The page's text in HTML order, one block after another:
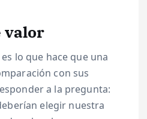
valor
lo que hace que una
con sus
a la pregunta:
elegir nuestra